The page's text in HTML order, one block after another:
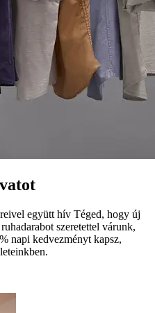
együtt hív Téged, hogy új
szeretettel várunk,
napi kedvezményt kapsz,